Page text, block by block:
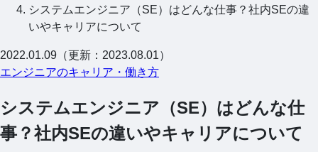
システムエンジニア（SE）はどんな仕事？社内SEの違
いやキャリアについて
2022.01.09（更新：2023.08.01）
エンジニアのキャリア・働き方
システムエンジニア（SE）はどんな仕
事？社内SEの違いやキャリアについて